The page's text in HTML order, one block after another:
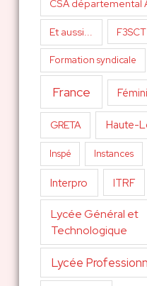
CSA départemental
Et aussi... F3SCT
Formation syndicale
France
GRETA Haute-
Inspé Instances
Interpro ITRF
Lycée Général et
Technologique
Lycée